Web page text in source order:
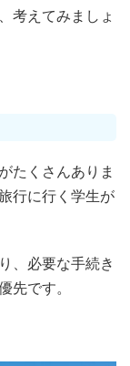
考えてみましょ
たくさんありま
行に行く学生が
、必要な手続き
先です。